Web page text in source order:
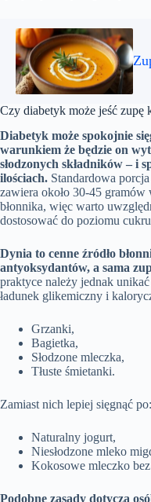
Czy diabetyk może jeść zupę
Diabetyk może spokojnie
warunkiem że będzie on
słodzonych składników – i
ilościach. Standardowa
zawiera około 30-45
błonnika, więc warto
dostosować do poziomu
Dynia to cenne źródło
antyoksydantów, a sama
praktyce należy jednak
ładunek glikemiczny i
Grzanki,
Bagietka,
Słodzone mleczka,
Tłuste śmietanki.
Zamiast nich lepiej sięgnąć po:
Naturalny jogurt,
Niesłodzone mleko
Kokosowe mleczko
Podobne zasady dotyczą